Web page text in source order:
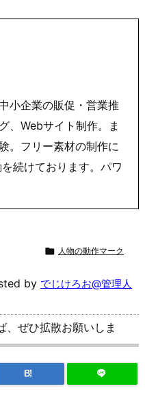
小企業の販促・営業推
、Webサイト制作。ま
。フリー素材の制作に
続けております。パワ
 人物の動作マーク
by でじけろお@管理人
、ぜひ拡散お願いしま
B!